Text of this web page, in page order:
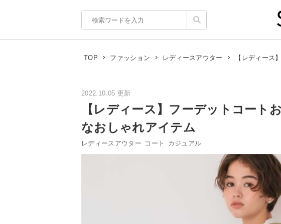
TOP ファッション レディースアウター 【レディース
2022.10.05 更新
【レディース】フーデットコート
なおしゃれアイテム
レディースアウター コート カジュアル